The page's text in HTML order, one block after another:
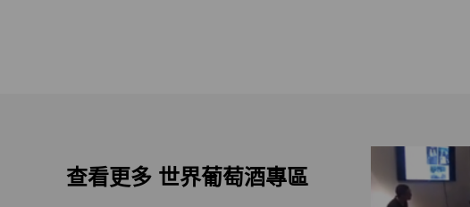
查看更多 世界葡萄酒專區